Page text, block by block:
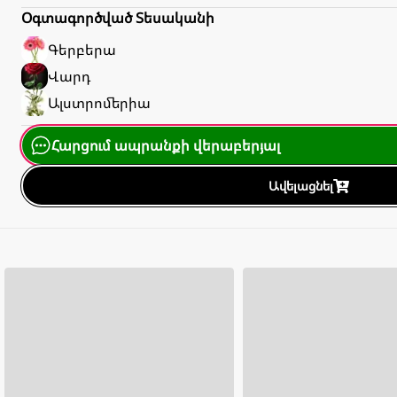
Օգտագործված Տեսականի
Գերբերա
Վարդ
Ալստրոմերիա
Հարցում ապրանքի վերաբերյալ
Ավելացնել